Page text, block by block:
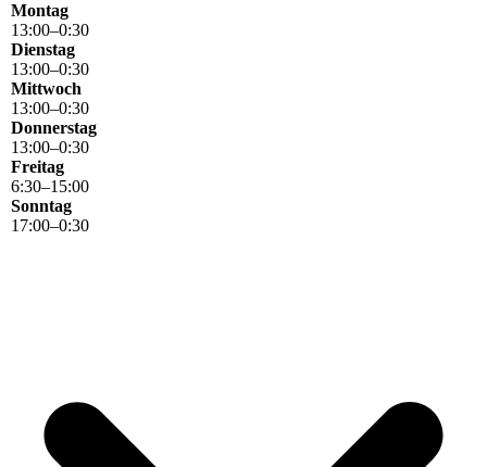
Montag
13:00–0:30
Dienstag
13:00–0:30
Mittwoch
13:00–0:30
Donnerstag
13:00–0:30
Freitag
6:30–15:00
Sonntag
17:00–0:30